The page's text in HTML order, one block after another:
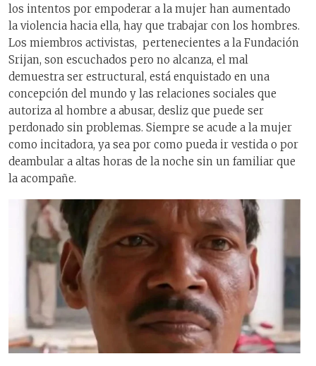
los intentos por empoderar a la mujer han aumentado
la violencia hacia ella, hay que trabajar con los hombres.
Los miembros activistas, pertenecientes a la Fundación
Srijan, son escuchados pero no alcanza, el mal
demuestra ser estructural, está enquistado en una
concepción del mundo y las relaciones sociales que
autoriza al hombre a abusar, desliz que puede ser
perdonado sin problemas. Siempre se acude a la mujer
como incitadora, ya sea por como pueda ir vestida o por
deambular a altas horas de la noche sin un familiar que
la acompañe.